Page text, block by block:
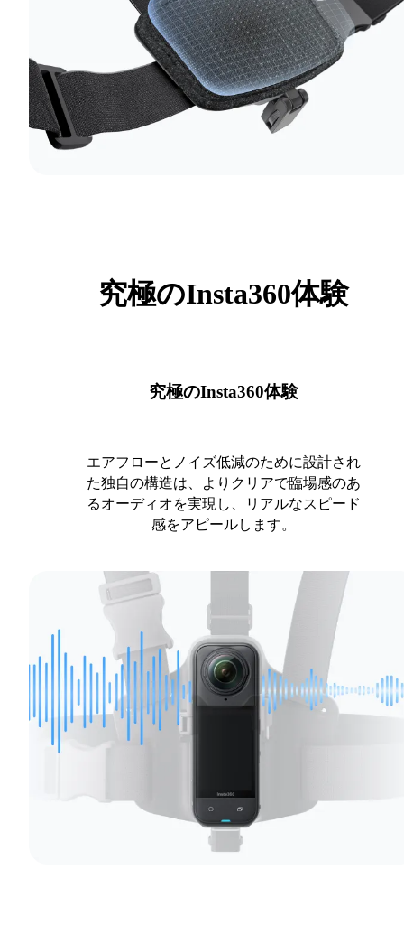
究極のInsta360体験
究極のInsta360体験
エアフローとノイズ低減のために設計され
た独自の構造は、よりクリアで臨場感のあ
るオーディオを実現し、リアルなスピード
感をアピールします。